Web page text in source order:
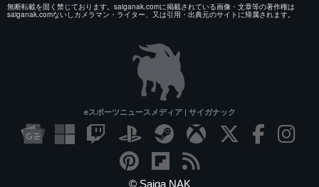
無断転載を固く禁じております。saiganak.comに掲載されている画像・文章等の著作権は
saiganak.comないしカメラマン・ライター、又は引用・出典元のサイトに帰属されます。
eスポーツニュースメディア | サイガナック
© Saiga NAK